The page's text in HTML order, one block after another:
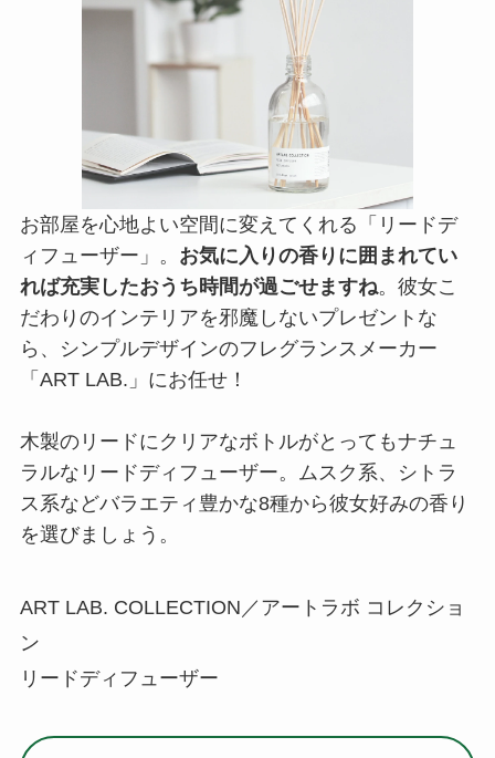
お部屋を心地よい空間に変えてくれる「リードデ
ィフューザー」。 お気に入りの香りに囲まれてい
れば充実したおうち時間が過ごせますね。彼女こ
だわりのインテリアを邪魔しないプレゼントな
ら、シンプルデザインのフレグランスメーカー
「ART LAB.」にお任せ！
木製のリードにクリアなボトルがとってもナチュ
ラルなリードディフューザー。ムスク系、シトラ
ス系などバラエティ豊かな8種から彼女好みの香り
を選びましょう。
ART LAB. COLLECTION／アートラボ コレクショ
ン
リードディフューザー